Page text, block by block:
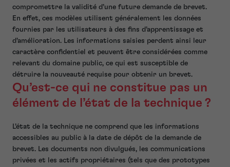
compromettre la validité d’une future demande de brevet.
En effet, ces modèles utilisent généralement les données
fournies par les utilisateurs à des fins d’apprentissage et
d’amélioration. Les informations saisies perdent ainsi leur
caractère confidentiel et peuvent être considérées comme
relevant du domaine public, ce qui est susceptible de
détruire la nouveauté requise pour obtenir un brevet.
Qu’est-ce qui ne constitue pas un
élément de l’état de la technique ?
L’état de la technique ne comprend que les informations
accessibles au public à la date de dépôt de la demande de
brevet. Les documents non divulgués, les communications
privées et les actifs propriétaires (tels que des prototypes